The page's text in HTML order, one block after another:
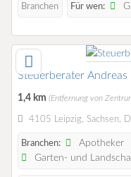
Branchen Für wen:
Steuerberater Andreas
1,4 km (Entfernung von
4105 Leipzig, Sachsen,
Branchen: Apotheker
Garten- und